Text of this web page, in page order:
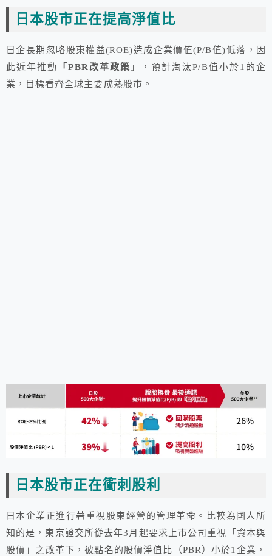
日本股市正在提高淨值比
日企長期忽略股東權益(ROE)造成企業價值(P/B值)低落，因
此近年推動
「PBR改革政策」
，預計淘汰P/B值小於1的企
業，目標看齊全球主要成熟股市。
日本股市正在衝刺股利
日本企業正進行著重視股東經營的管理革命。比較為國人所
知的是，東京證交所從去年3月起要求上市公司重視「資本與
股價」之改革下，被點名的股價淨值比（PBR）小於1企業，